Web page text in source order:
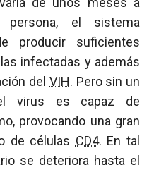
el sistema
producir suficientes
infectadas y además
del VIH. Pero sin un
el virus es capaz de
provocando una gran
de células CD4. En tal
se deteriora hasta el